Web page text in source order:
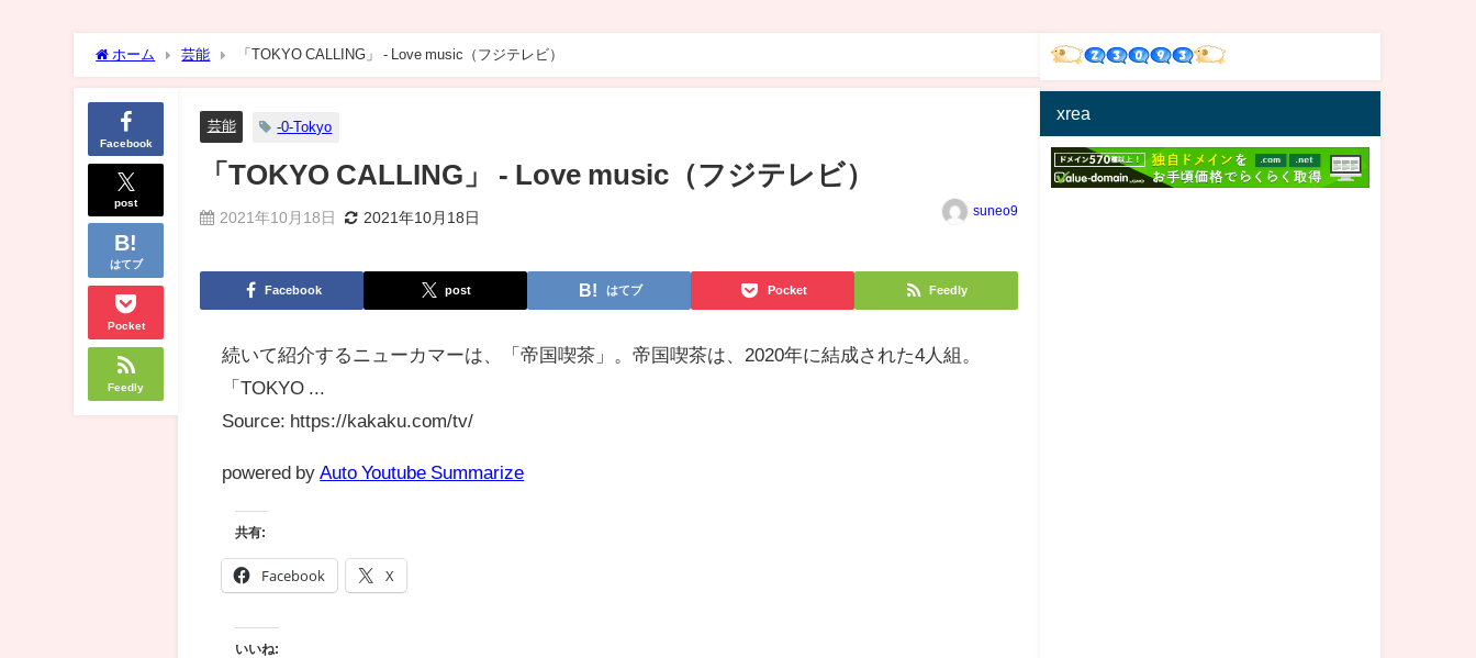
ホーム 芸能 「TOKYO CALLING」 - Love music（フジテレビ）
Facebook
post
はてブ
Pocket
Feedly
芸能 -0-Tokyo
「TOKYO CALLING」 - Love music（フジテレビ）
2021年10月18日 2021年10月18日 suneo9
Facebook post はてブ Pocket Feedly
続いて紹介するニューカマーは、「帝国喫茶」。帝国喫茶は、2020年に結成された4人組。
「TOKYO ...
Source: https://kakaku.com/tv/
powered by Auto Youtube Summarize
共有:
Facebook X
いいね:
xrea